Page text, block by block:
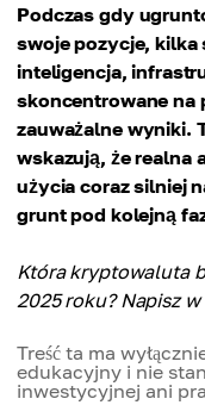
Podczas gdy
swoje pozycje,
inteligencja,
skoncentrowane na
zauważalne wyniki.
wskazują, że realna
użycia coraz silniej
grunt pod kolejną
Która kryptowaluta
2025 roku? Napisz
Treść ta ma
edukacyjny i nie
inwestycyjnej ani